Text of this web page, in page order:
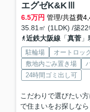
エグゼK&KⅢ
6.5万円 管理/共益費
35.81㎡ (1LDK) /築22
近鉄大阪線「真菅」
駐輪場 オートロッ
敷地内ごみ置き場
24時間ゴミ出し可
こだわりで選びたい
で住まいをお探しな